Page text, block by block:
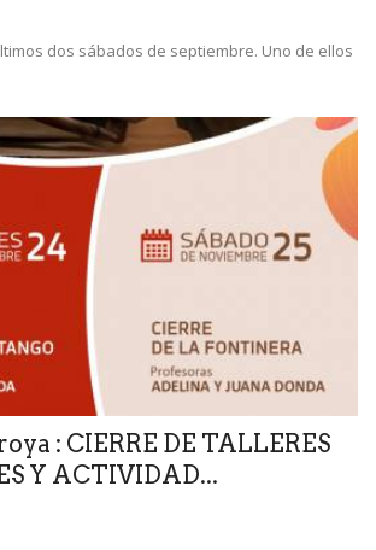
dos sábados de septiembre. Uno de ellos
: CIERRE DE TALLERES
Y ACTIVIDAD...